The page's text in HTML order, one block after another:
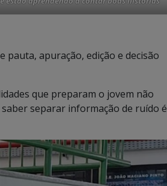
pauta, apuração, edição e decisão
que preparam o jovem não
separar informação de ruído é